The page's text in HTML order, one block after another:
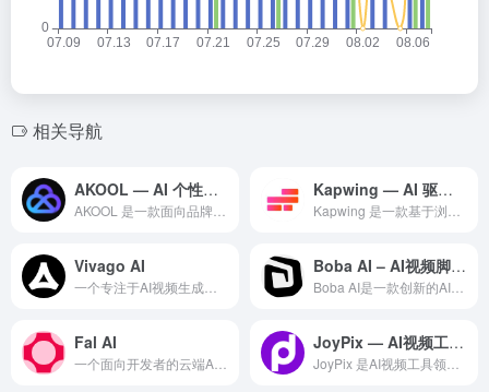
相关导航
AKOOL — AI 个性化视觉营销与换脸视频平台 Kapwing — AI 驱动的在线视频编辑平台
Vivago AI Boba AI – AI视频脚本与创意生成工具
Fal AI JoyPix — AI视频工具领域的专业 AI 工具